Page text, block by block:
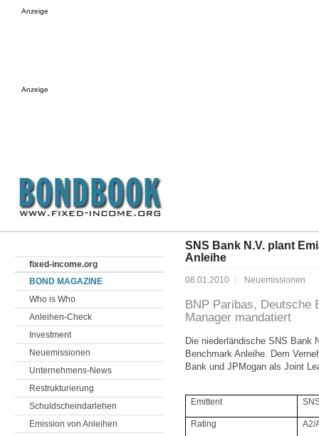
Anzeige
Anzeige
SNS Bank N.V. plant
Anleihe
08.01.2010 Neuemissionen
BNP Paribas, Deutsche
Manager mandatiert
Die niederländische SNS Bank
Benchmark Anleihe. Dem
Bank und JPMogan als Joint
Emittent
Rating A2/
fixed-income.org
BOND MAGAZINE
Who is Who
Anleihen-Check
Investment
Neuemissionen
Unternehmens-News
Restrukturierung
Schuldscheindarlehen
Emission von Anleihen